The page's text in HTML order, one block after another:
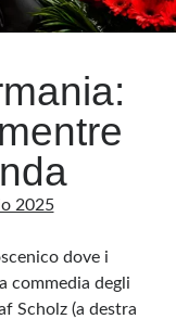
quanto viene aggiornato
2025
dove i
commedia degli
Scholz (a destra